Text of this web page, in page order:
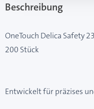
Beschreibung
OneTouch Delica Safety
200 Stück
Entwickelt für präzises